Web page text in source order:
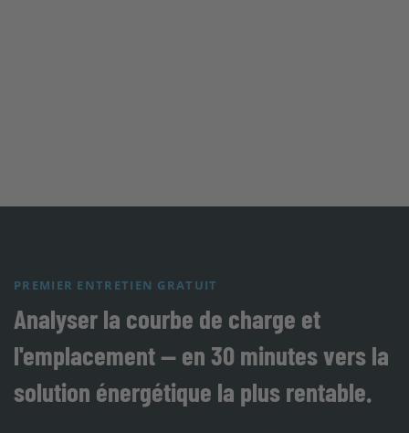
PREMIER ENTRETIEN GRATUIT
Analyser la courbe de charge et
l'emplacement — en 30 minutes vers la
solution énergétique la plus rentable.